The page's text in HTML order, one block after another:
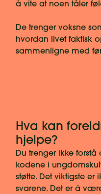
å vite at noen tåler
De trenger voksne
hvordan livet faktisk
sammenligne med
Hva kan
hjelpe?
Du trenger ikke
kodene i
støtte. Det viktigste er
svarene. Det er å